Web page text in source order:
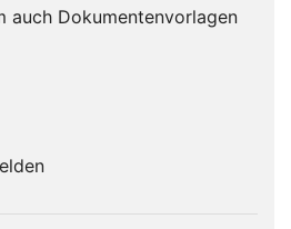
auch Dokumentenvorlagen